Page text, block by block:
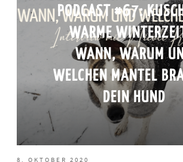
PODCAST #67:
WARME
WANN, WARUM
WELCHEN MANTEL
DEIN HUND
8. OKTOBER 2020